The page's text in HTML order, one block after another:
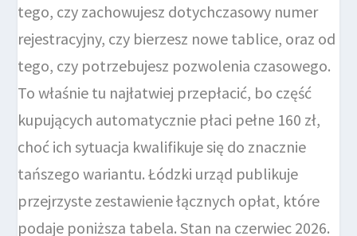
tego, czy zachowujesz dotychczasowy numer
rejestracyjny, czy bierzesz nowe tablice, oraz od
tego, czy potrzebujesz pozwolenia czasowego.
To właśnie tu najłatwiej przepłacić, bo część
kupujących automatycznie płaci pełne 160 zł,
choć ich sytuacja kwalifikuje się do znacznie
tańszego wariantu. Łódzki urząd publikuje
przejrzyste zestawienie łącznych opłat, które
podaje poniższa tabela. Stan na czerwiec 2026.